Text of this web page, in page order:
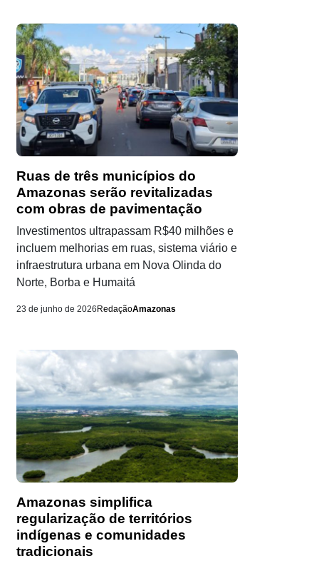
Ruas de três municípios do
Amazonas serão revitalizadas
com obras de pavimentação
Investimentos ultrapassam R$40 milhões e
incluem melhorias em ruas, sistema viário e
infraestrutura urbana em Nova Olinda do
Norte, Borba e Humaitá
23 de junho de 2026 RedaçãoAmazonas
Amazonas simplifica
regularização de territórios
indígenas e comunidades
tradicionais